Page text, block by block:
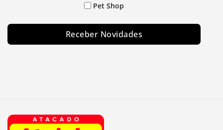
Pet Shop
Receber Novidades